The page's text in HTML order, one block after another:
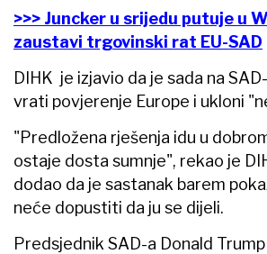
>>> Juncker u srijedu putuje u
zaustavi trgovinski rat EU-SAD
DIHK je izjavio da je sada na
vrati povjerenje Europe i ukloni
"Predložena rješenja idu u
ostaje dosta sumnje", rekao je
dodao da je sastanak barem
neće dopustiti da ju se dijeli.
Predsjednik SAD-a Donald